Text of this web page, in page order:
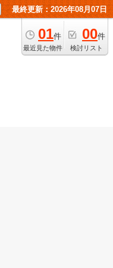
最終更新：2026年08月07日
01件
最近見た物件
00件
検討リスト